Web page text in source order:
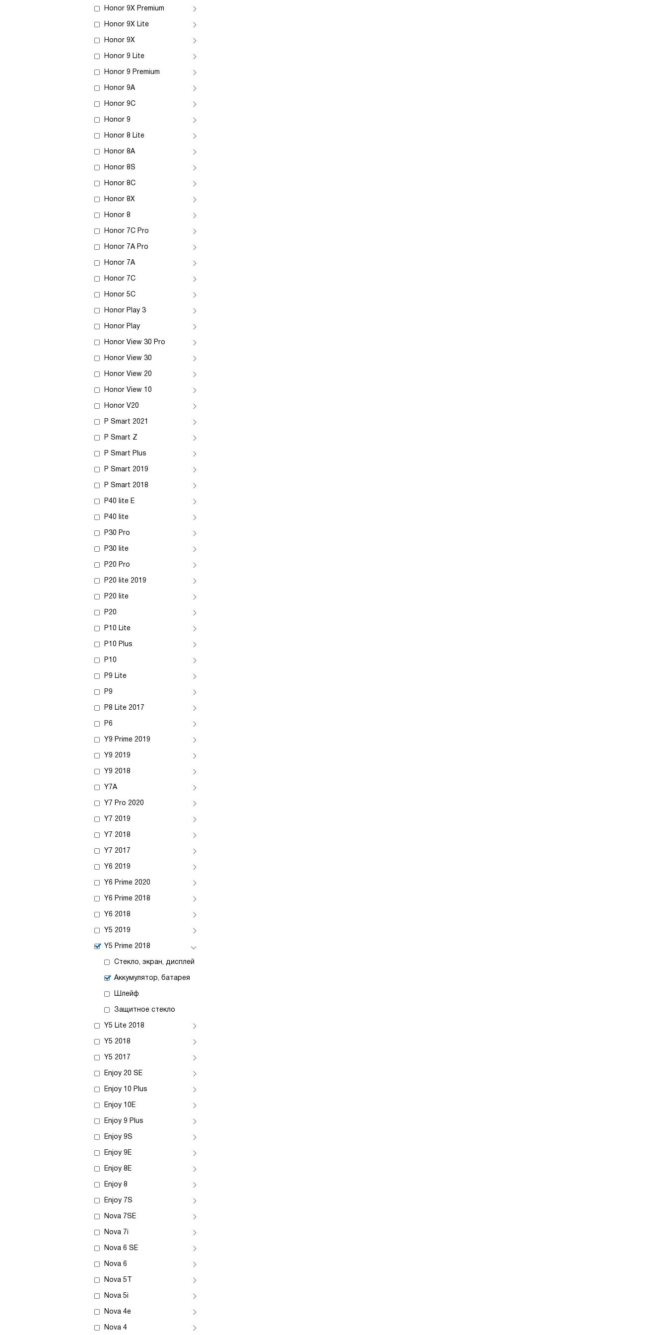
Honor 9X Premium
Honor 9X Lite
Honor 9X
Honor 9 Lite
Honor 9 Premium
Honor 9A
Honor 9C
Honor 9
Honor 8 Lite
Honor 8A
Honor 8S
Honor 8C
Honor 8X
Honor 8
Honor 7C Pro
Honor 7A Pro
Honor 7A
Honor 7C
Honor 5C
Honor Play 3
Honor Play
Honor View 30 Pro
Honor View 30
Honor View 20
Honor View 10
Honor V20
P Smart 2021
P Smart Z
P Smart Plus
P Smart 2019
P Smart 2018
P40 lite E
P40 lite
P30 Pro
P30 lite
P20 Pro
P20 lite 2019
P20 lite
P20
P10 Lite
P10 Plus
P10
P9 Lite
P9
P8 Lite 2017
P6
Y9 Prime 2019
Y9 2019
Y9 2018
Y7A
Y7 Pro 2020
Y7 2019
Y7 2018
Y7 2017
Y6 2019
Y6 Prime 2020
Y6 Prime 2018
Y6 2018
Y5 2019
Y5 Prime 2018
Стекло, экран, дисплей
Аккумулятор, батарея
Шлейф
Защитное стекло
Y5 Lite 2018
Y5 2018
Y5 2017
Enjoy 20 SE
Enjoy 10 Plus
Enjoy 10E
Enjoy 9 Plus
Enjoy 9S
Enjoy 9E
Enjoy 8E
Enjoy 8
Enjoy 7S
Nova 7SE
Nova 7i
Nova 6 SE
Nova 6
Nova 5T
Nova 5i
Nova 4e
Nova 4